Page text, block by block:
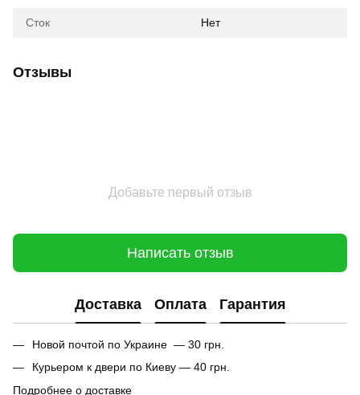
Сток Нет
Отзывы
Добавьте первый отзыв
Написать отзыв
Доставка Оплата Гарантия
Новой почтой по Украине — 30 грн.
Курьером к двери по Киеву — 40 грн.
Подробнее о доставке